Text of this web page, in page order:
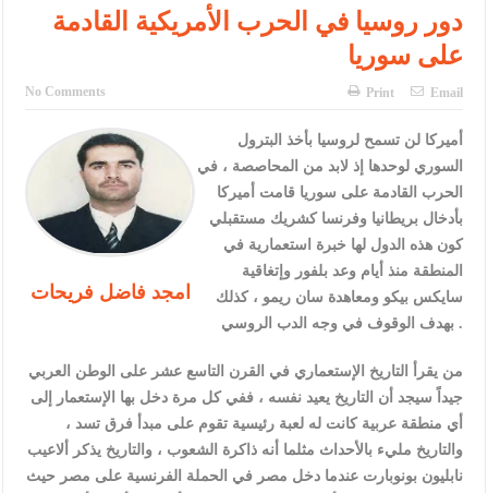
بيان اجتماع عمّان:دعم الوصاية الهاشمية التاريخية على المقدسات
الأمن يتلف 16 مليون حبة كبتاجون و1480 كغم مواد مخدرة
النواب يقر مشروع تعديل قانون الملكية العقارية
القاضي يلتقي رؤساء تحرير الصحف اليومية ويؤكد حرص مجلس النواب
على شراكة فاعلة مع الإعلام
دعوة المكلفين بخدمة العلم (الدفعة الثالثة) إلى مراجعة منصة خدمة
العلم
الملك يتلقى اتصالا هاتفيا من العاهل البحريني
القاضي محمود أحمد فريحات.. مبارك ومزيدا من التوفيق
دور روسيا في الحرب اﻷمريكية القادمة
على سوريا
No Comments Print Email
امجد فاضل فريحات
أميركا لن تسمح لروسيا بأخذ البترول
السوري لوحدها إذ لابد من المحاصصة ، في
الحرب القادمة على سوريا قامت أميركا
بأدخال بريطانيا وفرنسا كشريك مستقبلي
كون هذه الدول لها خبرة استعمارية في
المنطقة منذ أيام وعد بلفور وإتغاقية
سايكس بيكو ومعاهدة سان ريمو ، كذلك
بهدف الوقوف في وجه الدب الروسي .
من يقرأ التاريخ اﻹستعماري في القرن التاسع عشر على الوطن العربي
جيداً سيجد أن التاريخ يعيد نفسه ، ففي كل مرة دخل بها اﻹستعمار إلى
أي منطقة عربية كانت له لعبة رئيسية تقوم على مبدأ فرق تسد ،
والتاريخ مليء باﻷحداث مثلما أنه ذاكرة الشعوب ، والتاريخ يذكر ألاعيب
نابليون بونوبارت عندما دخل مصر في الحملة الفرنسية على مصر حيث